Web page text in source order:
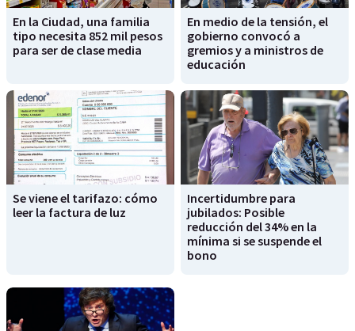
En la Ciudad, una familia
tipo necesita 852 mil pesos
para ser de clase media
En medio de la tensión, el
gobierno convocó a
gremios y a ministros de
educación
Se viene el tarifazo: cómo
leer la factura de luz
Incertidumbre para
jubilados: Posible
reducción del 34% en la
mínima si se suspende el
bono